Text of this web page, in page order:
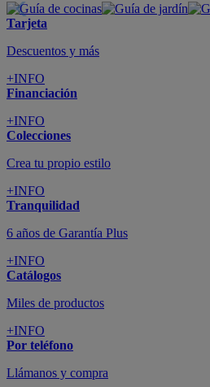
Tarjeta
Descuentos y más
+INFO
Financiación
+INFO
Colecciones
Crea tu propio estilo
+INFO
Tranquilidad
6 años de Garantía Plus
+INFO
Catálogos
Miles de productos
+INFO
Por teléfono
Llámanos y compra